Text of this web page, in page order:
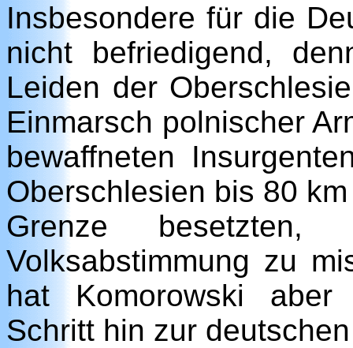
Insbesondere für die
nicht befriedigend,
Leiden der
Einmarsch polnischer
bewaffneten
Oberschlesien bis 80
Grenze
Volksabstimmung zu
hat Komorowski aber
Schritt hin zur